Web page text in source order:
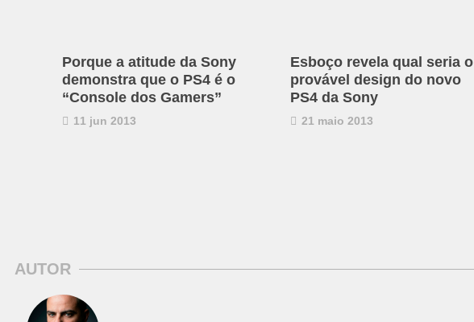
Porque a atitude da Sony
demonstra que o PS4 é o
“Console dos Gamers”
11 jun 2013
Esboço revela qual seria o
provável design do novo
PS4 da Sony
21 maio 2013
AUTOR